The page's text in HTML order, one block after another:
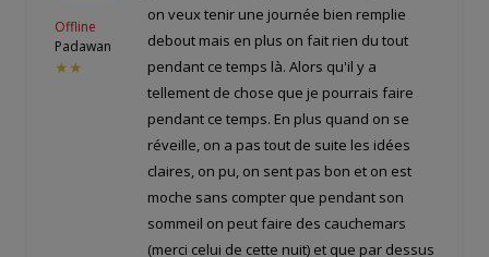
Offline
Padawan
★★
on veux tenir une journée bien remplie
debout mais en plus on fait rien du tout
pendant ce temps là. Alors qu'il y a
tellement de chose que je pourrais faire
pendant ce temps. En plus quand on se
réveille, on a pas tout de suite les idées
claires, on pu, on sent pas bon et on est
moche sans compter que pendant son
sommeil on peut faire des cauchemars
(merci celui de cette nuit) et que par dessus